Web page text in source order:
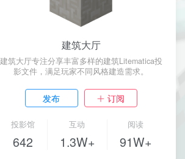
建筑大厅
建筑大厅专注分享丰富多样的建筑Litematica投
影文件，满足玩家不同风格建造需求。
发布 订阅
投影馆
642
互动
1.3W+
阅读
91W+